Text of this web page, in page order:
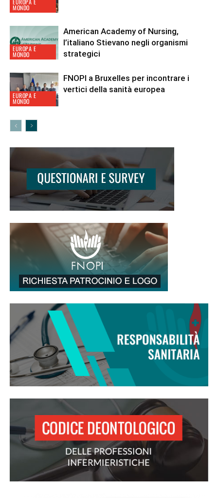
MONDO
EUROPA E
MONDO
American Academy of Nursing,
l’italiano Stievano negli organismi
strategici
EUROPA E
MONDO
FNOPI a Bruxelles per incontrare i
vertici della sanità europea